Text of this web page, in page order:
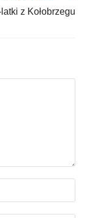
z Kołobrzegu